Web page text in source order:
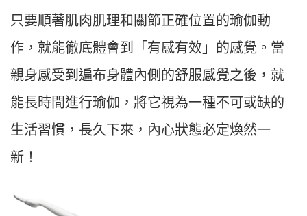
只要順著肌肉肌理和關節正確位置的瑜伽動
作，就能徹底體會到「有感有效」的感覺。當
親身感受到遍布身體內側的舒服感覺之後，就
能長時間進行瑜伽，將它視為一種不可或缺的
生活習慣，長久下來，內心狀態必定煥然一
新！